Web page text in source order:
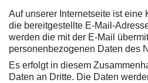
Auf unserer Internetseite ist eine
die bereitgestellte E-Mail-
werden die mit der E-Mail
personenbezogenen Daten des
Es erfolgt in diesem
Daten an Dritte. Die Daten